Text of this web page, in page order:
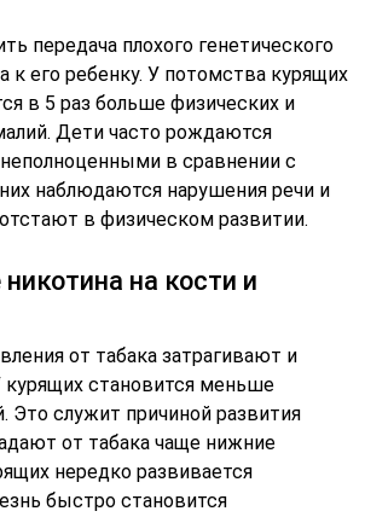
передача плохого генетического
к его ребенку. У потомства курящих
в 5 раз больше физических и
Дети часто рождаются
неполноценными в сравнении с
наблюдаются нарушения речи и
в физическом развитии.
на кости и
от табака затрагивают и
становится меньше
Это служит причиной развития
от табака чаще нижние
нередко развивается
быстро становится